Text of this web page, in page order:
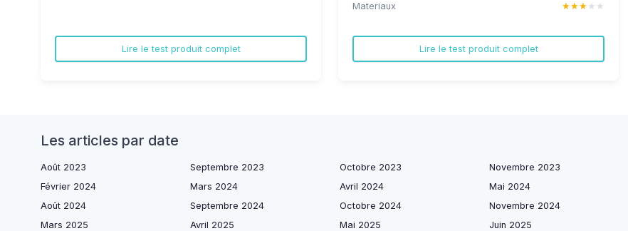
Lire le test produit complet
Materiaux
★★★★★
★★★★★
Lire le test produit complet
Les articles par date
Août 2023 Septembre 2023 Octobre 2023 Novembre 2023
Février 2024
Mars 2024 Avril 2024 Mai 2024
Août 2024
Septembre 2024 Octobre 2024 Novembre 2024
Mars 2025
Avril 2025 Mai 2025 Juin 2025